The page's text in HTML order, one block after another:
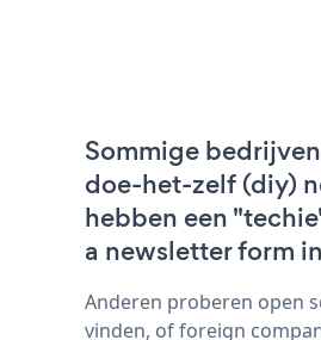
Sommige
doe-het-zelf (diy)
hebben een
a newsletter form
Anderen proberen open
vinden, of foreign